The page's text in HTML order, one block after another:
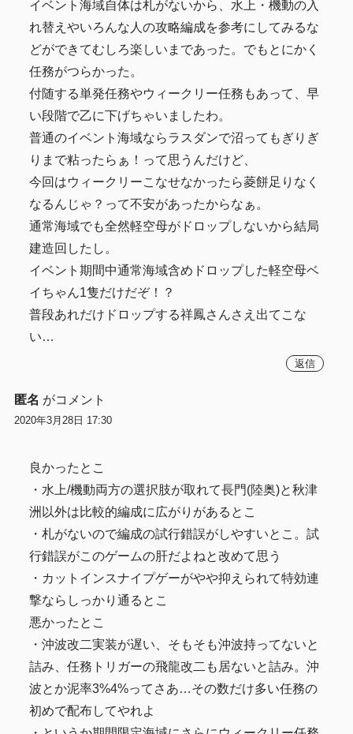
イベント海域自体は札がないから、水上・機動の入
れ替えやいろんな人の攻略編成を参考にしてみるな
どができてむしろ楽しいまであった。でもとにかく
任務がつらかった。
付随する単発任務やウィークリー任務もあって、早
い段階で乙に下げちゃいましたわ。
普通のイベント海域ならラスダンで沼ってもぎりぎ
りまで粘ったらぁ！って思うんだけど、
今回はウィークリーこなせなかったら菱餅足りなく
なるんじゃ？って不安があったからなぁ。
通常海域でも全然軽空母がドロップしないから結局
建造回したし。
イベント期間中通常海域含めドロップした軽空母ベ
イちゃん1隻だけだぞ！？
普段あれだけドロップする祥鳳さんさえ出てこな
い…
返信
匿名 がコメント
2020年3月28日 17:30
良かったとこ
・水上/機動両方の選択肢が取れて長門(陸奥)と秋津
洲以外は比較的編成に広がりがあるとこ
・札がないので編成の試行錯誤がしやすいとこ。試
行錯誤がこのゲームの肝だよねと改めて思う
・カットインスナイプゲーがやや抑えられて特効連
撃ならしっかり通るとこ
悪かったとこ
・沖波改二実装が遅い、そもそも沖波持ってないと
詰み、任務トリガーの飛龍改二も居ないと詰み。沖
波とか泥率3%4%ってさあ…その数だけ多い任務の
初めで配布してやれよ